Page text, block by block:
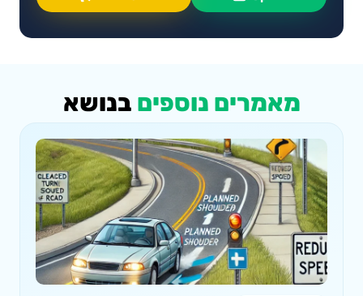
מאמרים נוספים בנושא